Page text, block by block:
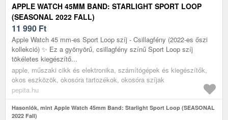
APPLE WATCH 45MM BAND: STARLIGHT SPORT LOOP
(SEASONAL 2022 FALL)
11 990 Ft
Apple Watch 45 mm-es Sport Loop szíj - Csillagfény (2022-es őszi
kollekció) ✨ Ez a gyönyörű, csillagfény színű Sport Loop szíj
tökéletes kiegészítő...
apple, műszaki cikk és elektronika, számítógépek és kiegészítők,
okos eszközök, okosóra tartozékok, okosóra szíjak
pepita.hu
Hasonlók, mint Apple Watch 45mm Band: Starlight Sport Loop (SEASONAL
2022 Fall)